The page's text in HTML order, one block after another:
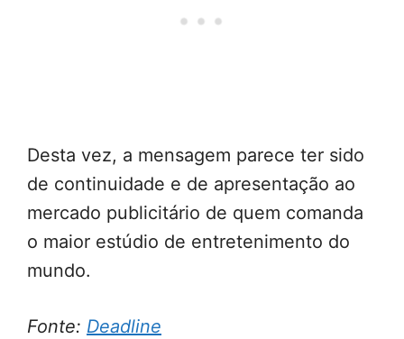
Desta vez, a mensagem parece ter sido
de continuidade e de apresentação ao
mercado publicitário de quem comanda
o maior estúdio de entretenimento do
mundo.
Fonte: Deadline